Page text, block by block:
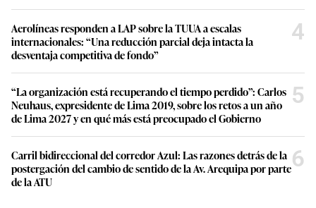
Aerolíneas responden a LAP sobre la TUUA a escalas
internacionales: “Una reducción parcial deja intacta la
desventaja competitiva de fondo”
4
“La organización está recuperando el tiempo perdido”: Carlos
Neuhaus, expresidente de Lima 2019, sobre los retos a un año
de Lima 2027 y en qué más está preocupado el Gobierno
5
Carril bidireccional del corredor Azul: Las razones detrás de la
postergación del cambio de sentido de la Av. Arequipa por parte
de la ATU
6